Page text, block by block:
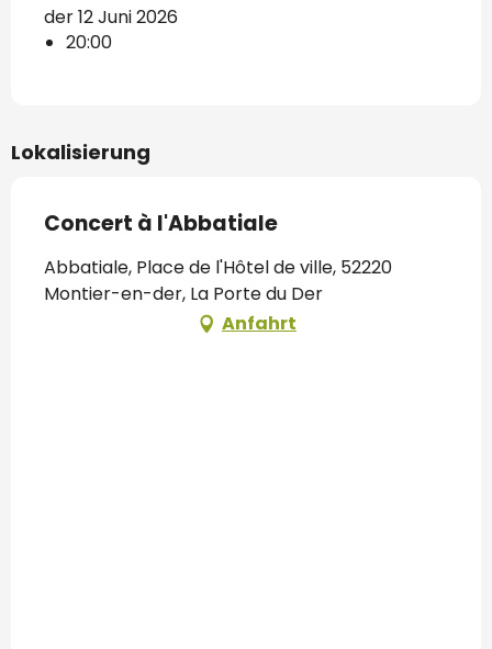
der 12 Juni 2026
20:00
Lokalisierung
Concert à l'Abbatiale
Abbatiale, Place de l'Hôtel de ville, 52220
Montier-en-der, La Porte du Der
Anfahrt